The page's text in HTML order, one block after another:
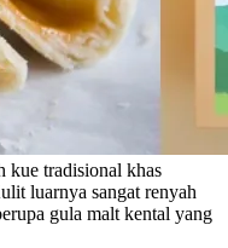
kue tradisional khas
luarnya sangat renyah
gula malt kental yang